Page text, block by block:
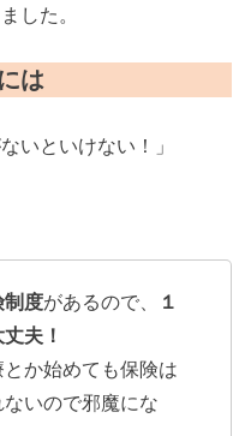
した。
は
いといけない！」
制度があるので、
１
丈夫！
か始めても保険は
いので邪魔にな